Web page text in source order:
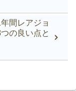
間レアジョ
の良い点と